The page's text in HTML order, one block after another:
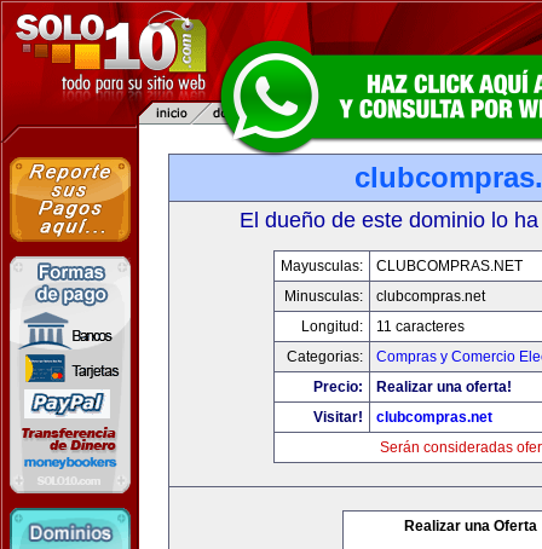
El dueño de este dominio lo
Mayusculas:
CLUBCOMPRAS.NET
Minusculas:
clubcompras.net
Longitud:
11 caracteres
Categorias:
Compras y Comercio
Precio:
Realizar una oferta!
Visitar!
clubcompras.net
Serán consideradas
Realizar una Oferta